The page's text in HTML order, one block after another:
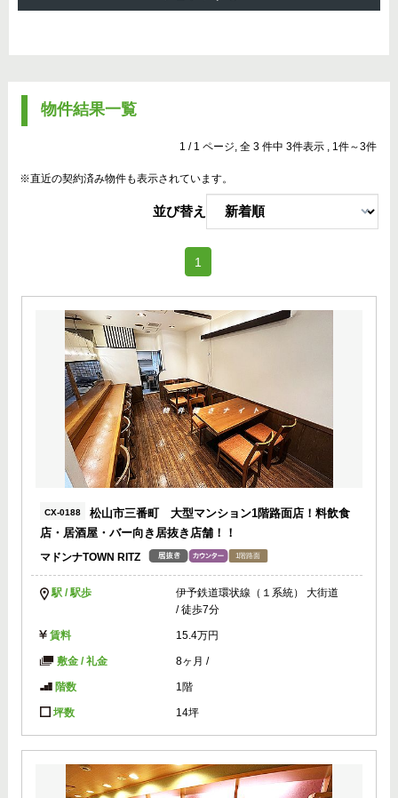
物件結果一覧
1 / 1 ページ, 全 3 件中 3件表示 , 1件～3件
※直近の契約済み物件も表示されています。
並び替え
1
CX-0188
松山市三番町 大型マンション1階路面店！料飲食
店・居酒屋・バー向き居抜き店舗！！
マドンナTOWN RITZ
駅 / 駅歩
伊予鉄道環状線（１系統） 大街道
/ 徒歩7分
賃料 15.4万円
敷金 / 礼金 8ヶ月 /
階数 1階
坪数 14坪